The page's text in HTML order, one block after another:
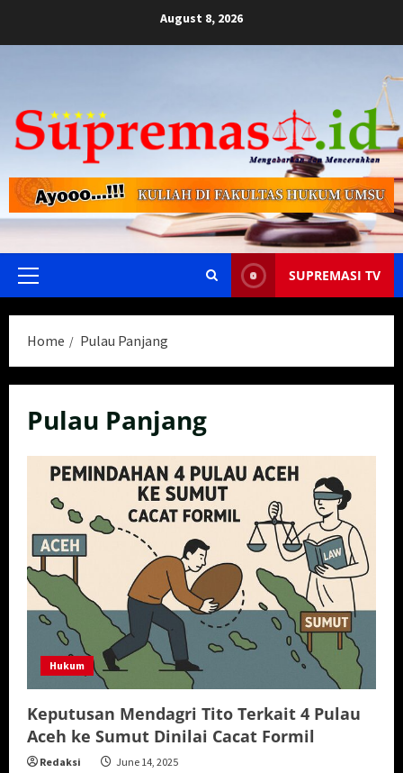
August 8, 2026
Primary
SUPREMASI TV
Home Pulau Panjang
Pulau Panjang
Hukum
Keputusan Mendagri Tito Terkait 4 Pulau
Aceh ke Sumut Dinilai Cacat Formil
Redaksi June 14, 2025